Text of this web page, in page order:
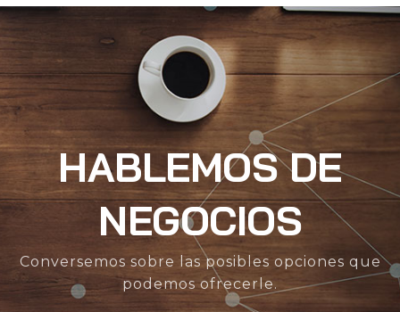
HABLEMOS DE
NEGOCIOS
Conversemos sobre las posibles opciones que
podemos ofrecerle.